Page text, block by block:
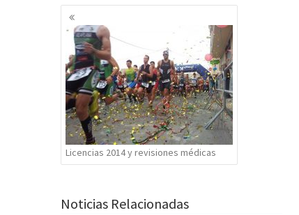
Navegación
de
entradas
Licencias 2014 y revisiones médicas
Noticias Relacionadas